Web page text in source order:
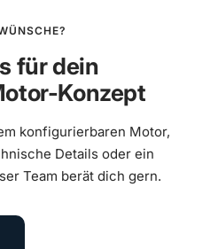
für dein
Konzept
konfigurierbaren Motor,
Details oder ein
Team berät dich gern.